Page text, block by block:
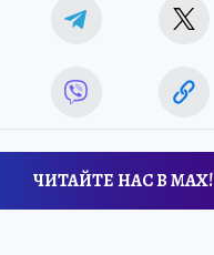
ЧИТАЙТЕ НАС В МАХ!